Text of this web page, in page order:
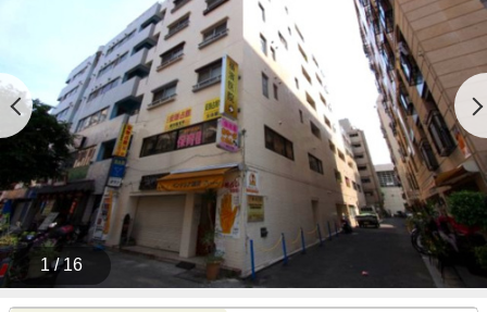
1 / 16